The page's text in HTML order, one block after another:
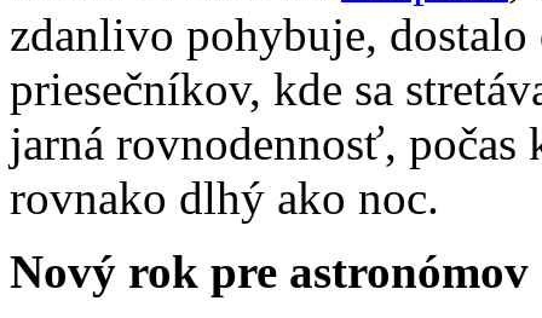
zdanlivo pohybuje,
priesečníkov, kde sa
jarná rovnodennosť, počas
rovnako dlhý ako noc.
Nový rok pre astronómov